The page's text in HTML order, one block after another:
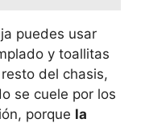
puedes usar
y toallitas
del chasis,
se cuele por los
porque la